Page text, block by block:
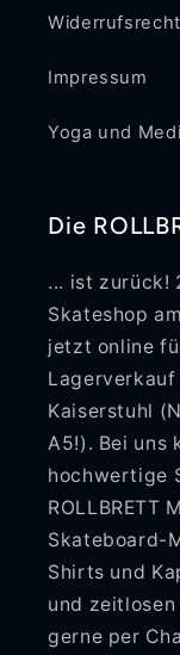
Widerrufsrecht
Impressum
Yoga und
Die
... ist zurück!
Skateshop
jetzt online
Kaiserstuhl
A5!). Bei uns
hochwertige
ROLLBRETT
Skateboard-
Shirts und
und
gerne per